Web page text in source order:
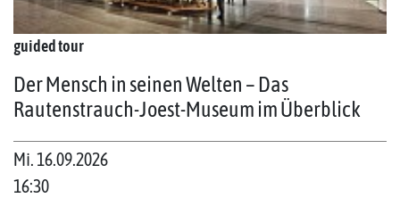
guided tour
Der Mensch in seinen Welten – Das
Rautenstrauch-Joest-Museum im Überblick
Mi. 16.09.2026
16:30